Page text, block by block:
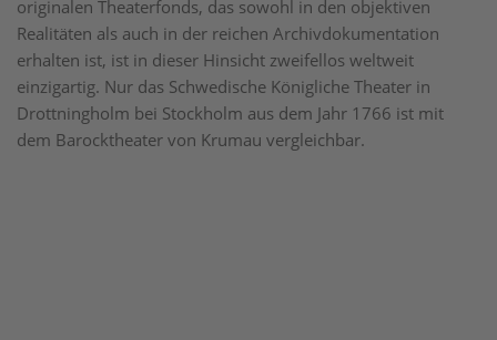
originalen Theaterfonds, das sowohl in den objektiven
Realitäten als auch in der reichen Archivdokumentation
erhalten ist, ist in dieser Hinsicht zweifellos weltweit
einzigartig. Nur das Schwedische Königliche Theater in
Drottningholm bei Stockholm aus dem Jahr 1766 ist mit
dem Barocktheater von Krumau vergleichbar.